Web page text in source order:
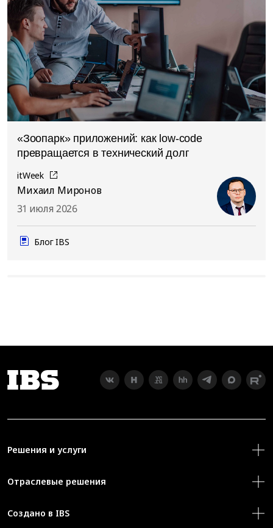
«Зоопарк» приложений: как low-code
превращается в технический долг
itWeek
Михаил Миронов
31 июля 2026
Блог IBS
Решения и услуги
Отраслевые решения
Создано в IBS